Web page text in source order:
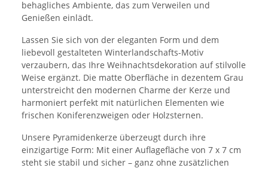
behagliches Ambiente, das zum Verweilen und
Genießen einlädt.
Lassen Sie sich von der eleganten Form und dem
liebevoll gestalteten Winterlandschafts-Motiv
verzaubern, das Ihre Weihnachtsdekoration auf stilvolle
Weise ergänzt. Die matte Oberfläche in dezentem Grau
unterstreicht den modernen Charme der Kerze und
harmoniert perfekt mit natürlichen Elementen wie
frischen Koniferenzweigen oder Holzsternen.
Unsere Pyramidenkerze überzeugt durch ihre
einzigartige Form: Mit einer Auflagefläche von 7 x 7 cm
steht sie stabil und sicher – ganz ohne zusätzlichen